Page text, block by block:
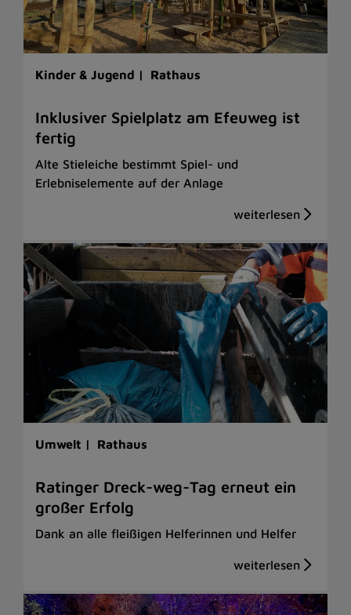
Kinder & Jugend | Rathaus
Inklusiver Spielplatz am Efeuweg ist
fertig
Alte Stieleiche bestimmt Spiel- und
Erlebniselemente auf der Anlage
Umwelt | Rathaus
Ratinger Dreck-weg-Tag erneut ein
großer Erfolg
Dank an alle fleißigen Helferinnen und Helfer